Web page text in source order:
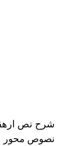
شرح نص
نصوص محور العمل